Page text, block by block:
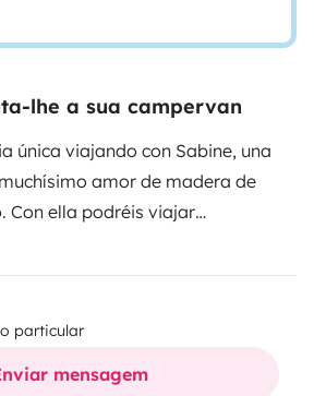
lhe a sua campervan
única viajando con Sabine, una
amor de madera de
Con ella podréis viajar
rincones increíbles de la
particular
mensagem